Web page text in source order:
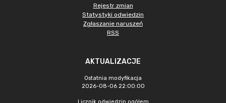
Rejestr zmian
Statystyki odwiedzin
Zgłaszanie naruszeń
RSS
AKTUALIZACJE
Ostatnia modyfikacja
2026-08-06 22:00:00